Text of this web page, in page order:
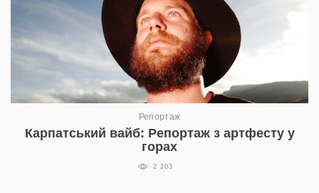
Репортаж
Карпатський вайб: Репортаж з артфесту у
горах
2 203